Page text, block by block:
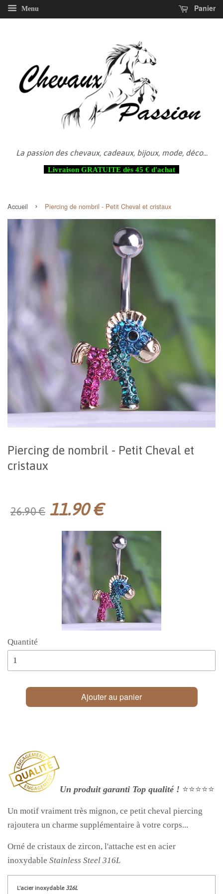
Menu Panier
La passion des chevaux, cadeaux, bijoux, mode, déco...
Livraison GRATUITE dès 45 € d'achat
Accueil › Piercing de nombril - Petit Cheval et cristaux
Piercing de nombril - Petit Cheval et
cristaux
26.90 € 11.90 €
Quantité
Ajouter au panier
Un produit garanti Top qualité ! ⭐⭐⭐⭐⭐
Un motif vraiment très mignon, ce petit cheval piercing
rajoutera un charme supplémentaire à votre corps...
Orné de cristaux de zircon, l'attache est en acier
inoxydable Stainless Steel 316L
L'acier inoxydable 316L